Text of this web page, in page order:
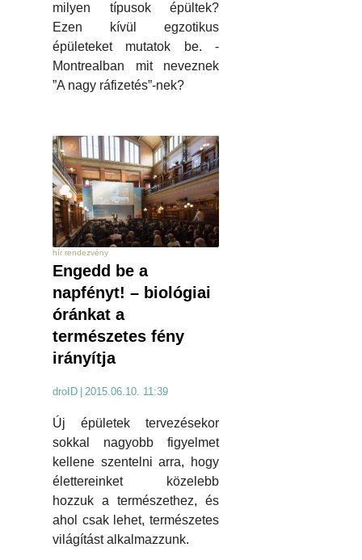
milyen típusok épültek?
Ezen kívül egzotikus
épületeket mutatok be. -
Montrealban mit neveznek
”A nagy ráfizetés”-nek?
hír rendezvény
Engedd be a
napfényt! – biológiai
óránkat a
természetes fény
irányítja
droID | 2015.06.10. 11:39
Új épületek tervezésekor
sokkal nagyobb figyelmet
kellene szentelni arra, hogy
élettereinket közelebb
hozzuk a természethez, és
ahol csak lehet, természetes
világítást alkalmazzunk.